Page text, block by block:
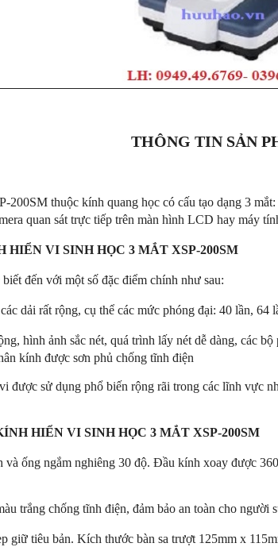
THÔNG TIN SẢN
200SM thuộc kính quang học có cấu tạo dạng 3
quan sát trực tiếp trên màn hình LCD hay máy
VI SINH HỌC 3 MẮT XSP-200SM
đến với một số đặc điểm chính như sau:
dải rất rộng, cụ thể các mức phóng đại: 40 lần, 64
hình ảnh sắc nét, quá trình lấy nét dễ dàng, các
kính được sơn phủ chống tĩnh điện
được sử dụng phổ biến rộng rãi trong các lĩnh vực
HIỂN VI SINH HỌC 3 MẮT XSP-200SM
ống ngắm nghiêng 30 độ. Đầu kính xoay được
trắng chống tĩnh điện, đảm bảo an toàn cho người
giữ tiêu bản. Kích thước bàn sa trượt 125mm x